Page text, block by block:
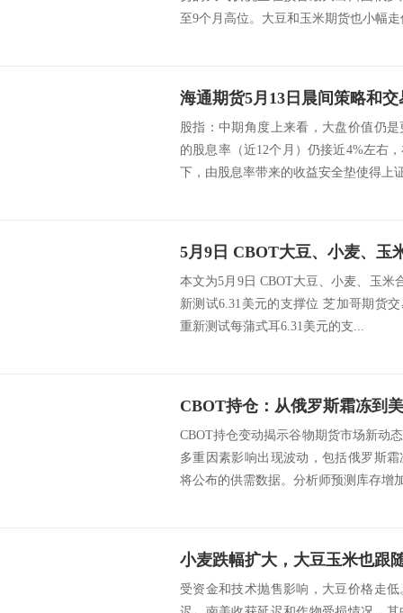
至9个月高位。大豆和玉米期货也小幅
海通期货5月13日晨间策略和交
股指：中期角度上来看，大盘价值仍
的股息率（近12个月）仍接近4%左右
下，由股息率带来的收益安全垫使得上
5月9日 CBOT大豆、小麦、玉
本文为5月9日 CBOT大豆、小麦、玉米
新测试6.31美元的支撑位 芝加哥期货
重新测试每蒲式耳6.31美元的支...
CBOT持仓变动揭示谷物期货市场新动
多重因素影响出现波动，包括俄罗斯
将公布的供需数据。分析师预测库存增
受资金和技术抛售影响，大豆价格走